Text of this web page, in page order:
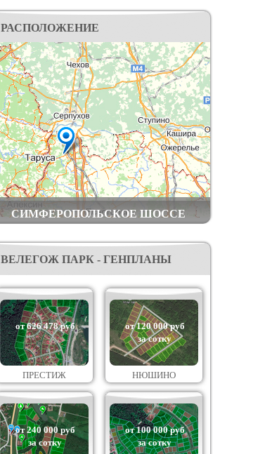
номинации «Лучший сельский ресторан 2023»
федеральной премии wellness Re Awards (бывшие
Live Organic).
Построены дороги, электрические сети,
водопровод, оптоволоконный интернет кабель,
вай-фай.
Добраться до поселка вы можете: на личном
транспорте – по Симферопольскому шоссе или
по трассе Дон, далее по хорошей
асфальтированной дороге; общественным
транспортом – электричкой Курского
направления до станции Шульгино (в 2 км от
посёлка).
РАСПОЛОЖЕНИЕ
СИМФЕРОПОЛЬСКОЕ ШОССЕ
ВЕЛЕГОЖ ПАРК - ГЕНПЛАНЫ
от 626 478 руб
ПРЕСТИЖ
от 120 000 руб
за сотку
НЮШИНО
от 240 000 руб
за сотку
от 100 000 руб
за сотку